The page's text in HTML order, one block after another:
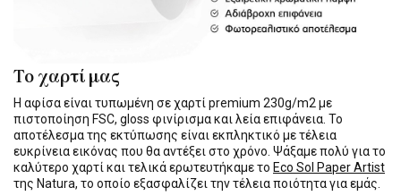
Το χαρτί μας
Η αφίσα είναι τυπωμένη σε χαρτί premium 230g/m2 με
πιστοποίηση FSC, gloss φινίρισμα και λεία επιφάνεια. Το
αποτέλεσμα της εκτύπωσης είναι εκπληκτικό με τέλεια
ευκρίνεια εικόνας που θα αντέξει στο χρόνο. Ψάξαμε πολύ για το
καλύτερο χαρτί και τελικά ερωτευτήκαμε το Eco Sol Paper Artist
της Natura, το οποίο εξασφαλίζει την τέλεια ποιότητα για εμάς.